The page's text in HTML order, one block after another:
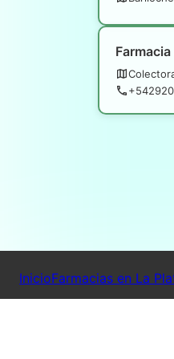
InicioFarmacias en La